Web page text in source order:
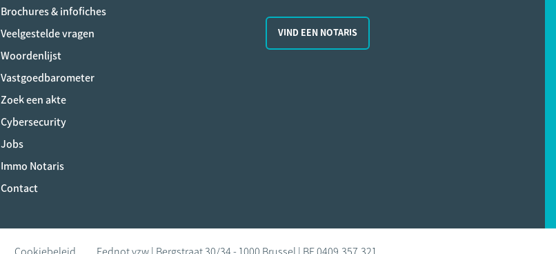
Brochures & infofiches
Veelgestelde vragen
Woordenlijst
Vastgoedbarometer
Zoek een akte
Cybersecurity
Jobs
Immo Notaris
Contact
VIND EEN NOTARIS